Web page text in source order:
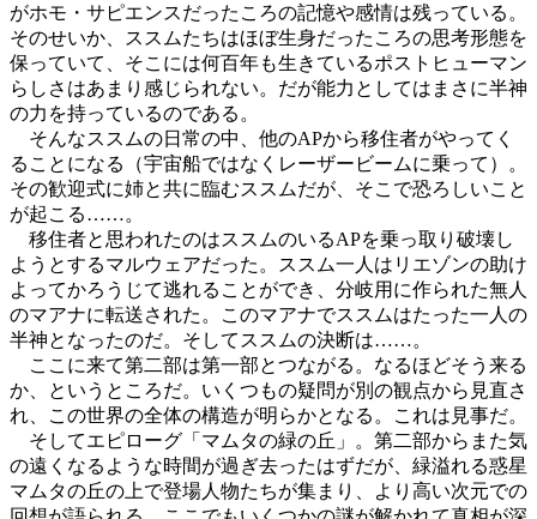
がホモ・サピエンスだったころの記憶や感情は残っている。
そのせいか、ススムたちはほぼ生身だったころの思考形態を
保っていて、そこには何百年も生きているポストヒューマン
らしさはあまり感じられない。だが能力としてはまさに半神
の力を持っているのである。
そんなススムの日常の中、他のAPから移住者がやってく
ることになる（宇宙船ではなくレーザービームに乗って）。
その歓迎式に姉と共に臨むススムだが、そこで恐ろしいこと
が起こる……。
移住者と思われたのはススムのいるAPを乗っ取り破壊し
ようとするマルウェアだった。ススム一人はリエゾンの助け
よってかろうじて逃れることができ、分岐用に作られた無人
のマアナに転送された。このマアナでススムはたった一人の
半神となったのだ。そしてススムの決断は……。
ここに来て第二部は第一部とつながる。なるほどそう来る
か、というところだ。いくつもの疑問が別の観点から見直さ
れ、この世界の全体の構造が明らかとなる。これは見事だ。
そしてエピローグ「マムタの緑の丘」。第二部からまた気
の遠くなるような時間が過ぎ去ったはずだが、緑溢れる惑星
マムタの丘の上で登場人物たちが集まり、より高い次元での